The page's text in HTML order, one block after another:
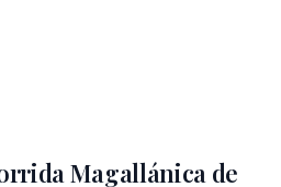
Magallánica de